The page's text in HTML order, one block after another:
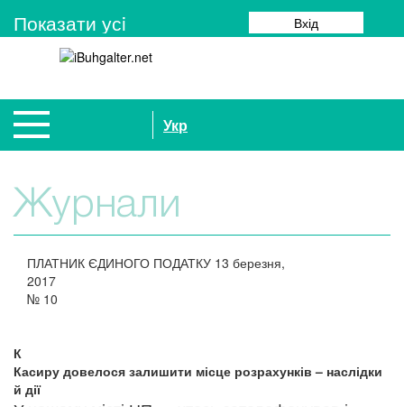
Показати усi Вхід
Укр
Журнали
ПЛАТНИК ЄДИНОГО ПОДАТКУ 13 березня,
2017
№ 10
К
Касиру довелося залишити місце розрахунків – наслідки
й дії